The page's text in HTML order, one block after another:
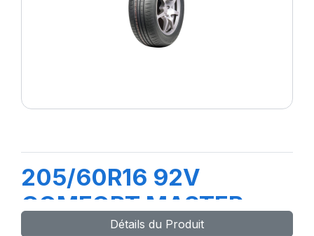
205/60R16 92V
COMFORT MASTER
Détails du Produit